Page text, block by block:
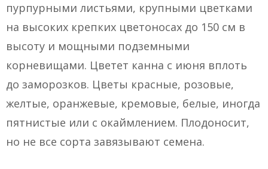
пурпурными листьями, крупными цветками
на высоких крепких цветоносах до 150 см в
высоту и мощными подземными
корневищами. Цветет канна с июня вплоть
до заморозков. Цветы красные, розовые,
желтые, оранжевые, кремовые, белые, иногда
пятнистые или с окаймлением. Плодоносит,
но не все сорта завязывают семена.